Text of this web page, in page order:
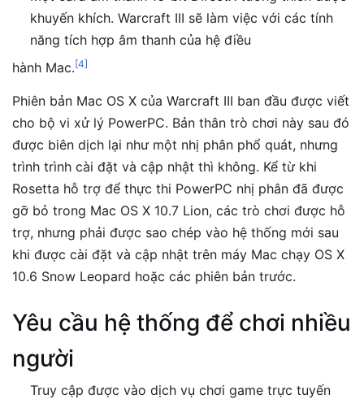
khuyến khích. Warcraft III sẽ làm việc với các tính
năng tích hợp âm thanh của hệ điều
hành Mac.[4]
Phiên bản Mac OS X của Warcraft III ban đầu được viết
cho bộ vi xử lý PowerPC. Bản thân trò chơi này sau đó
được biên dịch lại như một nhị phân phổ quát, nhưng
trình trình cài đặt và cập nhật thì không. Kể từ khi
Rosetta hỗ trợ để thực thi PowerPC nhị phân đã được
gỡ bỏ trong Mac OS X 10.7 Lion, các trò chơi được hỗ
trợ, nhưng phải được sao chép vào hệ thống mới sau
khi được cài đặt và cập nhật trên máy Mac chạy OS X
10.6 Snow Leopard hoặc các phiên bản trước.
Yêu cầu hệ thống để chơi nhiều
người
Truy cập được vào dịch vụ chơi game trực tuyến